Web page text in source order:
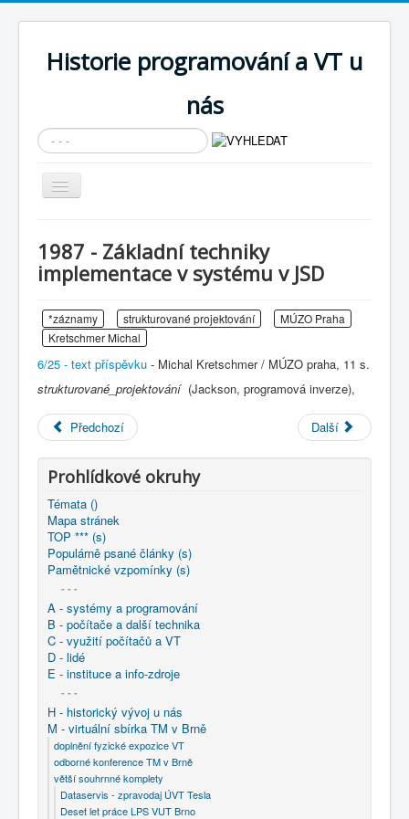
Historie programování a VT u
nás
Vyhledávání...
Přepnout
navigaci
Cíle expozice
Současnost SW a IT
Historické počítače
COBOL
Úvod
M - virtuální sbírka TM v Brně
větší souhrnné komplety
Programování/Tsw Ostrava
1987 - Programování Ostrava
1987 - Základní techniky implementace v systému v JSD
1987 - Základní techniky
implementace v systému v JSD
*záznamy strukturované projektování
MÚZO Praha
Kretschmer Michal
6/25 - text příspěvku - Michal Kretschmer / MÚZO praha, 11 s.
strukturované_projektování (Jackson, programová inverze),
Předchozí Další
Prohlídkové okruhy
Témata ()
Mapa stránek
TOP *** (s)
Populárně psané články (s)
Pamětnické vzpomínky (s)
- - -
A - systémy a programování
B - počítače a další technika
C - využití počítačů a VT
D - lidé
E - instituce a info-zdroje
- - -
H - historický vývoj u nás
M - virtuální sbírka TM v Brně
doplnění fyzické expozice VT
odborné konference TM v Brně
větší souhrnné komplety
Dataservis - zpravodaj ÚVT Tesla
Deset let práce LPS VUT Brno